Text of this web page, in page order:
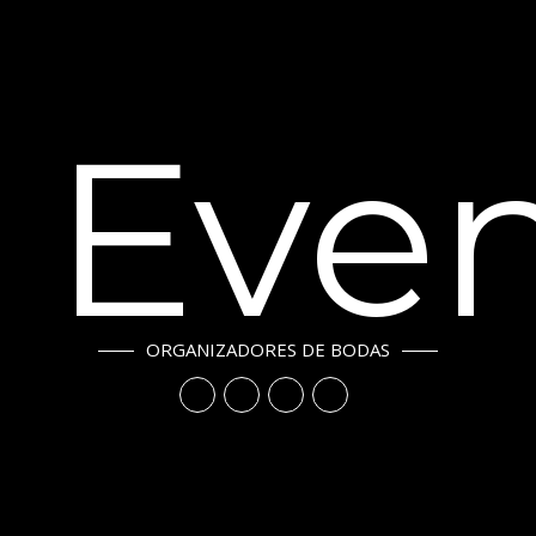
ORGANIZADORES DE BODAS